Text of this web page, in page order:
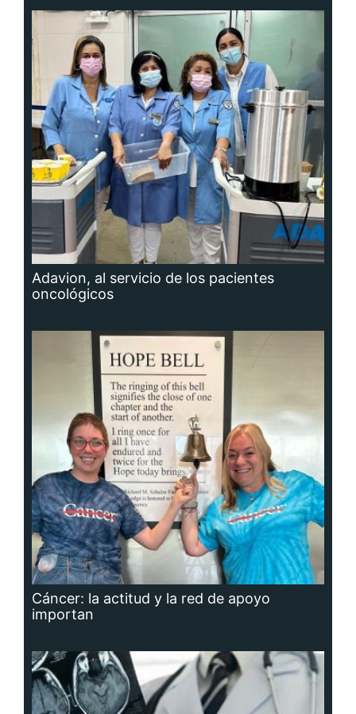
Adavion, al servicio de los pacientes
oncológicos
Cáncer: la actitud y la red de apoyo
importan